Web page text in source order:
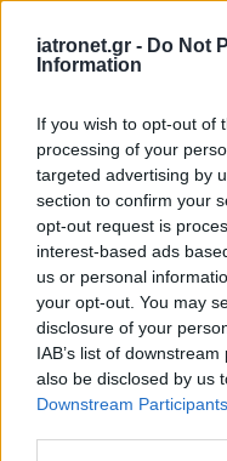
iatronet.gr - Do Not
Information
If you wish to opt-out of
processing of your
targeted advertising by
section to confirm your
opt-out request is
interest-based ads
us or personal
your opt-out. You may
disclosure of your
IAB’s list of
also be disclosed by us
Downstream Participants
Δίαιτα vegan
του φαγητού
Ο FDA ενέκρινε
#TAGS
Γαστροοισοφαγική